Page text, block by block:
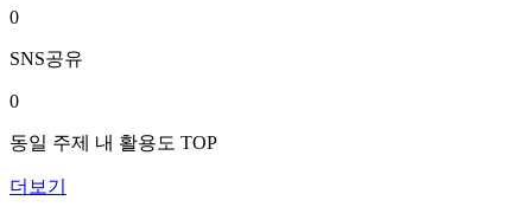
0
SNS공유
0
동일 주제 내 활용도 TOP
더보기